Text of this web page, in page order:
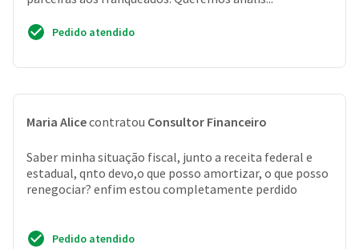
Pedido atendido
Maria Alicecontratou Consultor Financeiro
Saber minha situação fiscal, junto a receita federal e
estadual, qnto devo,o que posso amortizar, o que posso
renegociar? enfim estou completamente perdido
Pedido atendido